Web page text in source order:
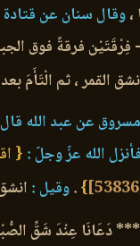
وقال سنان عن
فرقةً فوق
القمر ، ثم الْتَأَمَ
عن عبد الله
فأنزل الله عزّ وجلّ :{
}
.وقيل :
*** دَعَانَا عِنْدَ شَقِّ